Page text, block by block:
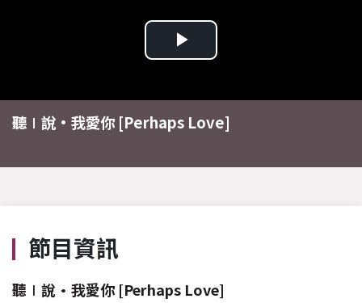
Play
Video
聽∣說•我愛你 [Perhaps Love]
節目資訊
聽∣說•我愛你 [Perhaps Love]